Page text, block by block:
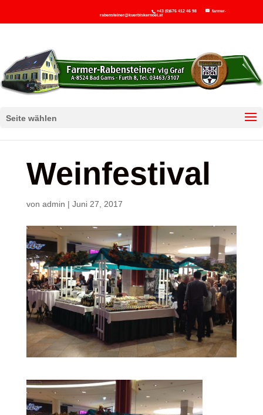
+43 (0)676 412 46 98
farmer-
rabensteiner@kuerbiskernoel.at
Seite wählen
Weinfestival
von admin | Juni 27, 2017